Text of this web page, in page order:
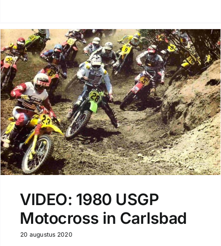
VIDEO: 1980 USGP
Motocross in Carlsbad
20 augustus 2020